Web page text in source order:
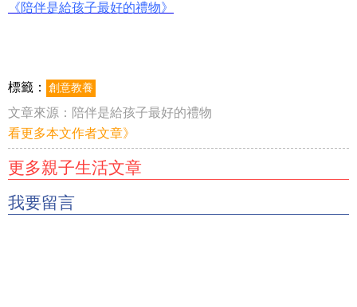
《陪伴是給孩子最好的禮物》
標籤： 創意教養
文章來源： 陪伴是給孩子最好的禮物
看更多本文作者文章》
更多親子生活文章
我要留言